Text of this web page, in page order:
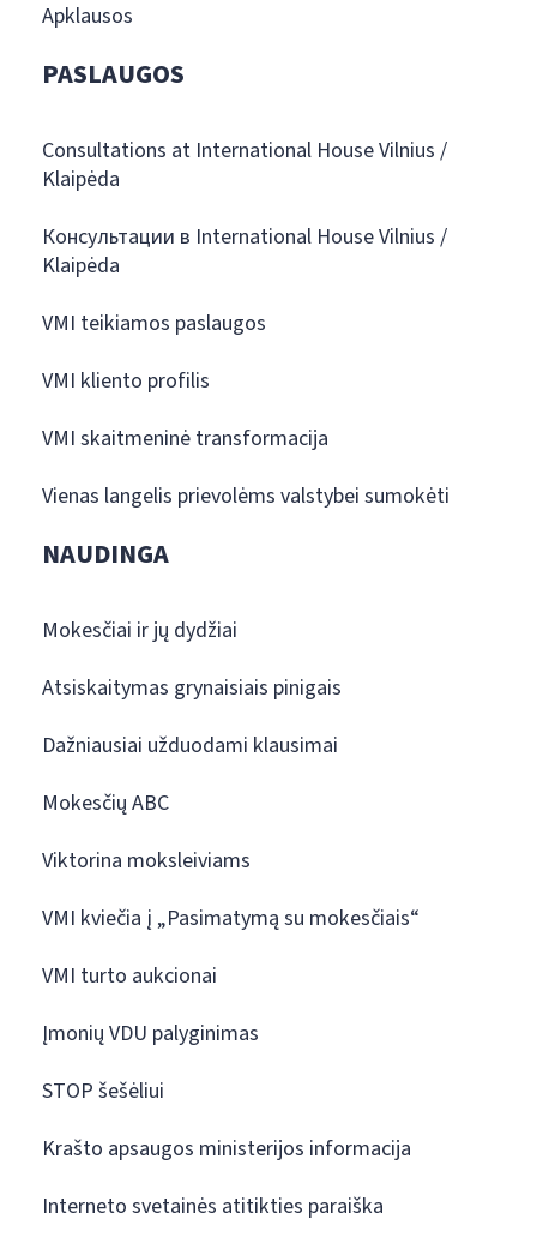
Apklausos
PASLAUGOS
Consultations at International House Vilnius /
Klaipėda
Консультации в International House Vilnius /
Klaipėda
VMI teikiamos paslaugos
VMI kliento profilis
VMI skaitmeninė transformacija
Vienas langelis prievolėms valstybei sumokėti
NAUDINGA
Mokesčiai ir jų dydžiai
Atsiskaitymas grynaisiais pinigais
Dažniausiai užduodami klausimai
Mokesčių ABC
Viktorina moksleiviams
VMI kviečia į „Pasimatymą su mokesčiais“
VMI turto aukcionai
Įmonių VDU palyginimas
STOP šešėliui
Krašto apsaugos ministerijos informacija
Interneto svetainės atitikties paraiška